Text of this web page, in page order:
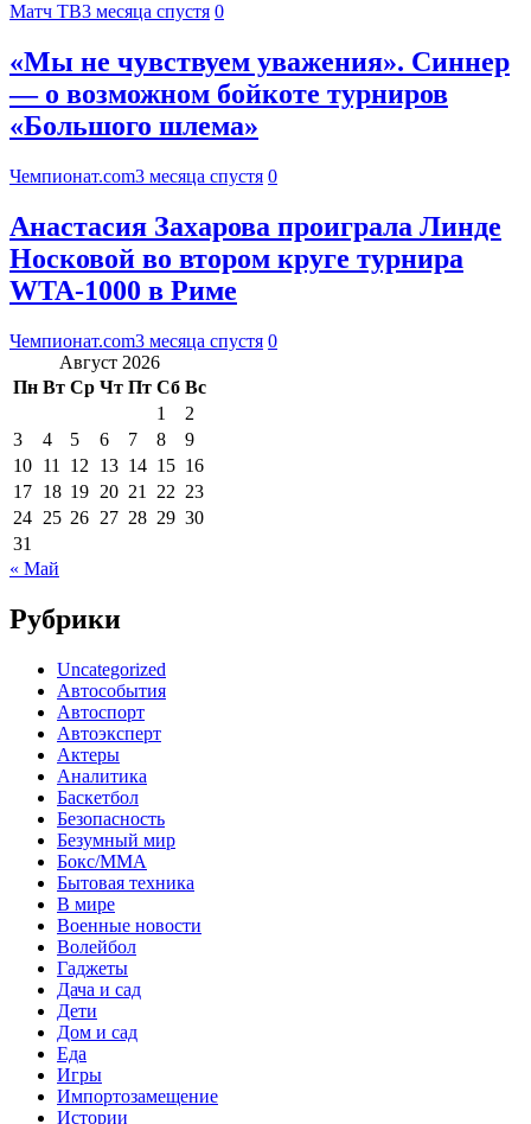
Матч ТВ3 месяца спустя 0
«Мы не чувствуем уважения». Синнер
— о возможном бойкоте турниров
«Большого шлема»
Чемпионат.com3 месяца спустя 0
Анастасия Захарова проиграла Линде
Носковой во втором круге турнира
WTA-1000 в Риме
Чемпионат.com3 месяца спустя 0
Август 2026
Пн Вт Ср Чт Пт Сб Вс
1
2
3
4 5 6 7 8
9
10 11 12 13 14 15 16
17 18 19 20 21 22 23
24 25 26 27 28 29 30
31
« Май
Рубрики
Uncategorized
Автособытия
Автоспорт
Автоэксперт
Актеры
Аналитика
Баскетбол
Безопасность
Безумный мир
Бокс/MMA
Бытовая техника
В мире
Военные новости
Волейбол
Гаджеты
Дача и сад
Дети
Дом и сад
Еда
Игры
Импортозамещение
Истории